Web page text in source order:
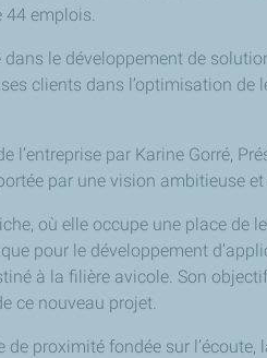
emplois.
le développement de
clients dans l’optimisation
par Karine Gorré,
par une vision ambitieuse et
où elle occupe une place de
pour le développement
à la filière avicole. Son
ce nouveau projet.
proximité fondée sur